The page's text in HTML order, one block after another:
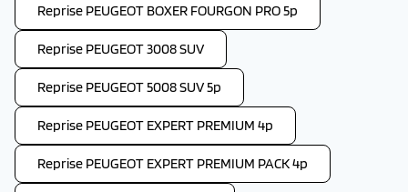
Reprise PEUGEOT BOXER FOURGON PRO 5p
Reprise PEUGEOT 3008 SUV
Reprise PEUGEOT 5008 SUV 5p
Reprise PEUGEOT EXPERT PREMIUM 4p
Reprise PEUGEOT EXPERT PREMIUM PACK 4p